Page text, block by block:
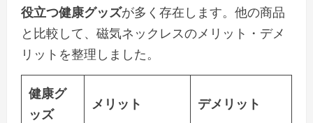
役立つ健康グッズが多く存在します。他の商品
と比較して、磁気ネックレスのメリット・デメ
リットを整理しました。
健康グ
ッズ
メリット デメリット